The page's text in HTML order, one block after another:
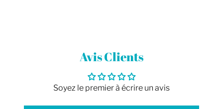
Avis Clients
Soyez le premier à écrire un avis